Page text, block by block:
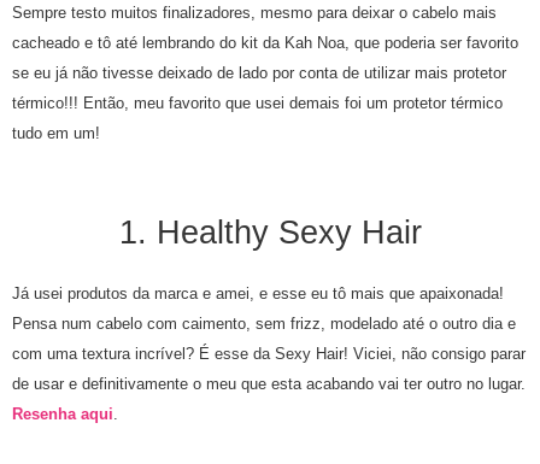
Sempre testo muitos finalizadores, mesmo para deixar o cabelo mais
cacheado e tô até lembrando do kit da Kah Noa, que poderia ser favorito
se eu já não tivesse deixado de lado por conta de utilizar mais protetor
térmico!!! Então, meu favorito que usei demais foi um protetor térmico
tudo em um!
1. Healthy Sexy Hair
Já usei produtos da marca e amei, e esse eu tô mais que apaixonada!
Pensa num cabelo com caimento, sem frizz, modelado até o outro dia e
com uma textura incrível? É esse da Sexy Hair! Viciei, não consigo parar
de usar e definitivamente o meu que esta acabando vai ter outro no lugar.
Resenha aqui